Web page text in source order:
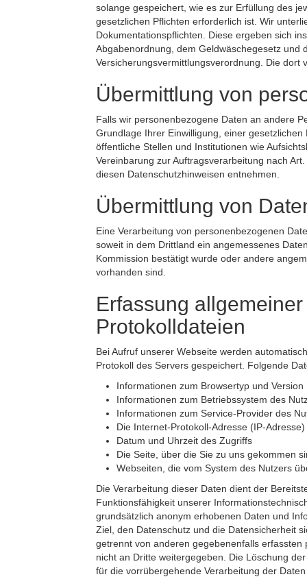
solange gespeichert, wie es zur Erfüllung des
gesetzlichen Pflichten erforderlich ist. Wir
Dokumentationspflichten. Diese ergeben sich
Abgabenordnung, dem Geldwäschegesetz und
Versicherungsvermittlungsverordnung. Die
Übermittlung von
Falls wir personenbezogene Daten an andere
Grundlage Ihrer Einwilligung, einer
öffentliche Stellen und Institutionen wie
Vereinbarung zur Auftragsverarbeitung nach
diesen Datenschutzhinweisen entnehmen.
Übermittlung von
Eine Verarbeitung von personenbezogenen
soweit in dem Drittland ein angemessenes
Kommission bestätigt wurde oder andere
vorhanden sind.
Erfassung
Protokolldateien
Bei Aufruf unserer Webseite werden
Protokoll des Servers gespeichert. Folgende
Informationen zum Browsertyp und Version
Informationen zum Betriebssystem des
Informationen zum Service-Provider des
Die Internet-Protokoll-Adresse (IP-
Datum und Uhrzeit des Zugriffs
Die Seite, über die Sie zu uns gekommen
Webseiten, die vom System des Nutzers
Die Verarbeitung dieser Daten dient der
Funktionsfähigkeit unserer
grundsätzlich anonym erhobenen Daten und
Ziel, den Datenschutz und die Datensicherheit
getrennt von anderen gegebenenfalls
nicht an Dritte weitergegeben. Die Löschung
für die vorrübergehende Verarbeitung der